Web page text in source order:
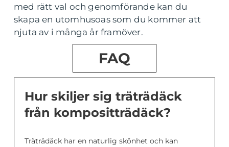
med rätt val och genomförande kan du
skapa en utomhusoas som du kommer att
njuta av i många år framöver.
FAQ
Hur skiljer sig träträdäck
från kompositträdäck?
Träträdäck har en naturlig skönhet och kan